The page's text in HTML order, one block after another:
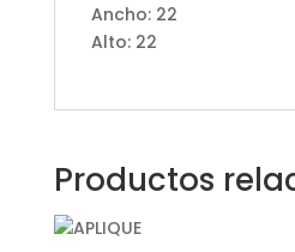
Ancho: 22
Alto: 22
Productos